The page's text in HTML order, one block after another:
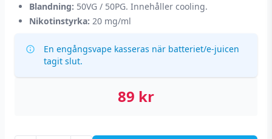
Blandning: 50VG / 50PG. Innehåller cooling.
Nikotinstyrka: 20 mg/ml
En engångsvape kasseras när batteriet/e-juicen
tagit slut.
89 kr